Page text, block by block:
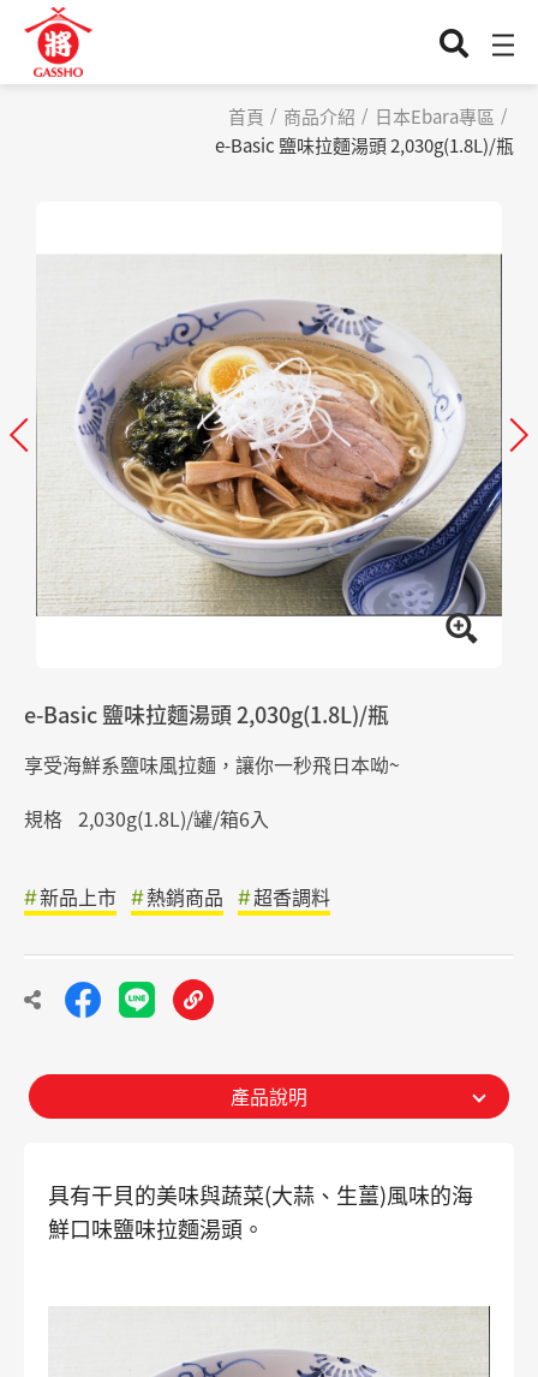
首頁 商品介紹
日本Ebara專區
e-Basic 鹽味拉麵湯頭 2,030g(1.8L)/瓶
e-Basic 鹽味拉麵湯頭 2,030g(1.8L)/瓶
享受海鮮系鹽味風拉麵，讓你一秒飛日本呦~
規格 2,030g(1.8L)/罐/箱6入
新品上市 熱銷商品 超香調料
產品說明
具有干貝的美味與蔬菜(大蒜、生薑)風味的海
鮮口味鹽味拉麵湯頭。